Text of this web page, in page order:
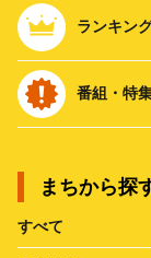
ランキン
番組・特
まちから探
すべて